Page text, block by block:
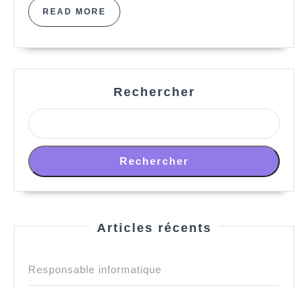
READ MORE READ
MORE
Rechercher
Rechercher
Articles récents
Responsable informatique